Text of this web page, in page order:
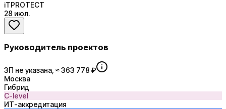
iTPROTECT
28 июл.
Руководитель проектов
ЗП не указана, ≈ 363 778 ₽
Москва
Гибрид
C-level
ИТ-аккредитация